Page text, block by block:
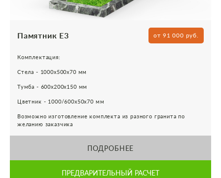
Памятник Е3 от 91 000 руб.
Комплектация:
Стела - 1000х500х70 мм
Тумба - 600х200х150 мм
Цветник - 1000/600х50х70 мм
Возможно изготовление комплекта из разного гранита по
желанию заказчика
ПОДРОБНЕЕ
ПРЕДВАРИТЕЛЬНЫЙ РАСЧЕТ